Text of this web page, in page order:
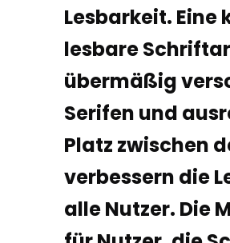
Lesbarkeit. Eine
lesbare
übermäßig
Serifen und
Platz zwischen
verbessern die
alle Nutzer. Die